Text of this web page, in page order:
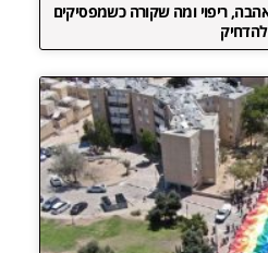
ריפוי ומה שקורה כשמפסיקים
להדחיק